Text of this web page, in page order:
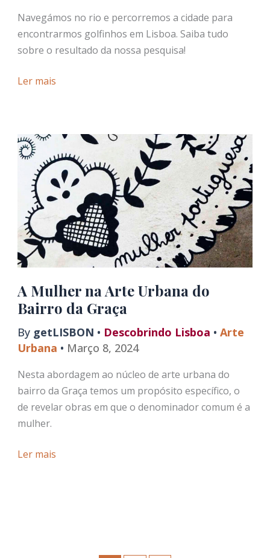
Navegámos no rio e percorremos a cidade para
encontrarmos golfinhos em Lisboa. Saiba tudo
sobre o resultado da nossa pesquisa!
Golfinhos
Preservação
do
Estuário
Tejo
Ler mais
A Mulher na Arte Urbana do
Bairro da Graça
By getLISBON • Descobrindo Lisboa • Arte
Urbana • Março 8, 2024
Nesta abordagem ao núcleo de arte urbana do
bairro da Graça temos um propósito específico, o
de revelar obras em que o denominador comum é a
mulher.
A
Ler mais